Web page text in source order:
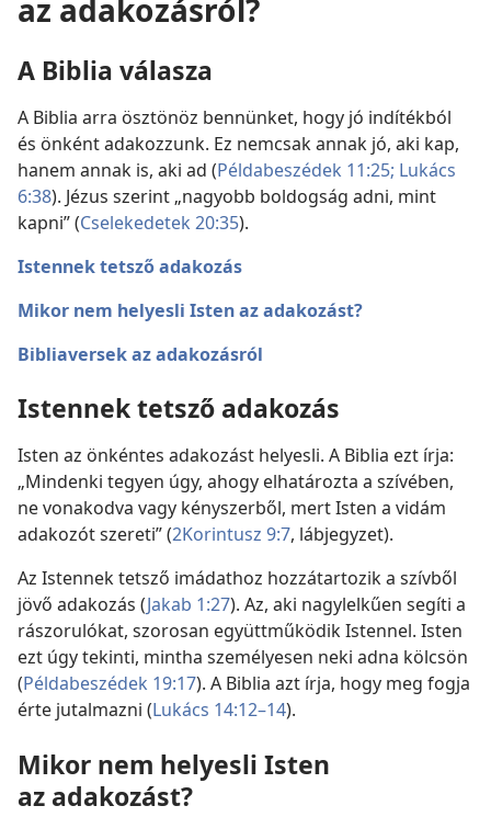
az adakozásról?
A Biblia válasza
A Biblia arra ösztönöz bennünket, hogy jó indítékból
és önként adakozzunk. Ez nemcsak annak jó, aki kap,
hanem annak is, aki ad (Példabeszédek 11:25; Lukács
6:38). Jézus szerint „nagyobb boldogság adni, mint
kapni” (Cselekedetek 20:35).
Istennek tetsző adakozás
Mikor nem helyesli Isten az adakozást?
Bibliaversek az adakozásról
Istennek tetsző adakozás
Isten az önkéntes adakozást helyesli. A Biblia ezt írja:
„Mindenki tegyen úgy, ahogy elhatározta a szívében,
ne vonakodva vagy kényszerből, mert Isten a vidám
adakozót szereti” (2Korintusz 9:7, lábjegyzet).
Az Istennek tetsző imádathoz hozzátartozik a szívből
jövő adakozás (Jakab 1:27). Az, aki nagylelkűen segíti a
rászorulókat, szorosan együttműködik Istennel. Isten
ezt úgy tekinti, mintha személyesen neki adna kölcsön
(Példabeszédek 19:17). A Biblia azt írja, hogy meg fogja
érte jutalmazni (Lukács 14:12–14).
Mikor nem helyesli Isten
az adakozást?